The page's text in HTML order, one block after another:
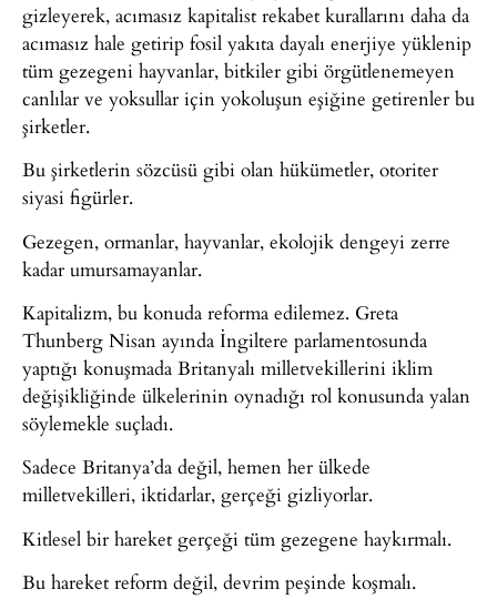
gizleyerek, acımasız kapitalist rekabet kurallarını daha da
acımasız hale getirip fosil yakıta dayalı enerjiye yüklenip
tüm gezegeni hayvanlar, bitkiler gibi örgütlenemeyen
canlılar ve yoksullar için yokoluşun eşiğine getirenler bu
şirketler.
Bu şirketlerin sözcüsü gibi olan hükümetler, otoriter
siyasi figürler.
Gezegen, ormanlar, hayvanlar, ekolojik dengeyi zerre
kadar umursamayanlar.
Kapitalizm, bu konuda reforma edilemez. Greta
Thunberg Nisan ayında İngiltere parlamentosunda
yaptığı konuşmada Britanyalı milletvekillerini iklim
değişikliğinde ülkelerinin oynadığı rol konusunda yalan
söylemekle suçladı.
Sadece Britanya’da değil, hemen her ülkede
milletvekilleri, iktidarlar, gerçeği gizliyorlar.
Kitlesel bir hareket gerçeği tüm gezegene haykırmalı.
Bu hareket reform değil, devrim peşinde koşmalı.